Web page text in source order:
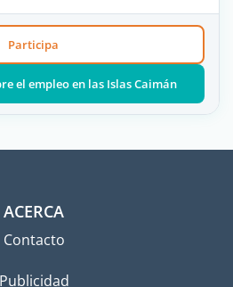
Participa
el empleo en las Islas Caimán
ACERCA
Contacto
Publicidad